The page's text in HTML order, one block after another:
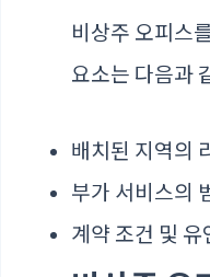
비상주 오피스
요소는 다음과
배치된 지역의
부가 서비스의
계약 조건 및 유